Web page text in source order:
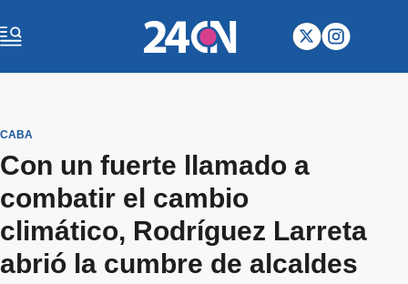
CABA
Con un fuerte llamado a
combatir el cambio
climático, Rodríguez Larreta
abrió la cumbre de alcaldes